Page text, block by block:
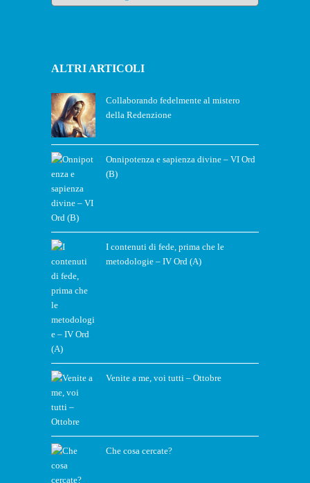
ALTRI ARTICOLI
Collaborando fedelmente al mistero
della Redenzione
Onnipotenza e sapienza divine – VI Ord
(B)
I contenuti di fede, prima che le
metodologie – IV Ord (A)
Venite a me, voi tutti – Ottobre
Che cosa cercate?